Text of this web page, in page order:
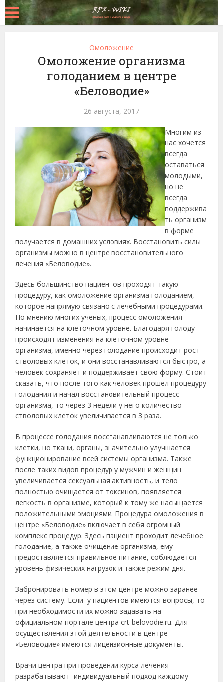
Омоложение
Омоложение организма
голоданием в центре
«Беловодие»
26 августа, 2017
Многим из
нас хочется
всегда
оставаться
молодыми,
но не
всегда
поддержива
ть организм
в форме
получается в домашних условиях. Восстановить силы
организмы можно в центре восстановительного
лечения «Беловодие».
Здесь большинство пациентов проходят такую
процедуру, как омоложение организма голоданием,
которое напрямую связано с лечебными процедурами.
По мнению многих ученых, процесс омоложения
начинается на клеточном уровне. Благодаря голоду
происходят изменения на клеточном уровне
организма, именно через голодание происходит рост
стволовых клеток, и они восстанавливаются быстро, а
человек сохраняет и поддерживает свою форму. Стоит
сказать, что после того как человек прошел процедуру
голодания и начал восстановительный процесс
организма, то через 3 недели у него количество
стволовых клеток увеличивается в 3 раза.
В процессе голодания восстанавливаются не только
клетки, но ткани, органы, значительно улучшается
функционирование всей системы организма. Также
после таких видов процедур у мужчин и женщин
увеличивается сексуальная активность, и тело
полностью очищается от токсинов, появляется
легкость в организме, который к тому же насыщается
положительными эмоциями. Процедура омоложения в
центре «Беловодие» включает в себя огромный
комплекс процедур. Здесь пациент проходит лечебное
голодание, а также очищение организма, ему
предоставляется правильное питание, соблюдается
уровень физических нагрузок и также режим дня.
Забронировать номер в этом центре можно заранее
через систему. Если у пациентов имеются вопросы, то
при необходимости их можно задавать на
официальном портале центра crt-belovodie.ru. Для
осуществления этой деятельности в центре
«Беловодие» имеются лицензионные документы.
Врачи центра при проведении курса лечения
разрабатывают индивидуальный подход каждому